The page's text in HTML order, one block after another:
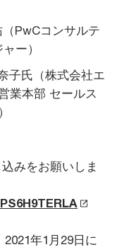
PwCコンサルテ
ー）
子氏（株式会社エ
業本部 セールス
みをお願いしま
年1月29日に